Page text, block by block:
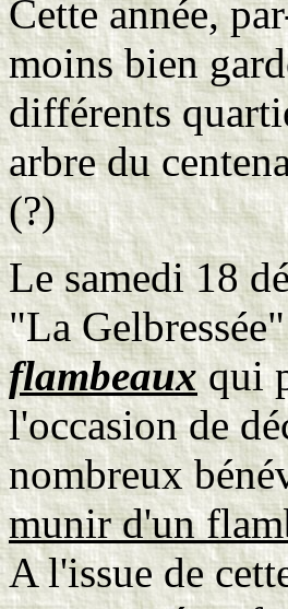
Cette année,
moins bien
différents
arbre du
(?)
Le samedi 18
"La
flambeauxqui
l'occasion de
nombreux
munir d'un
A l'issue de